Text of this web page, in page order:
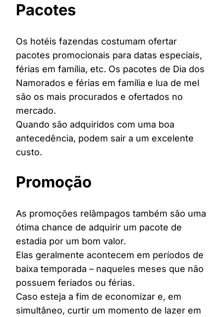
Pacotes
Os hotéis fazendas costumam ofertar
pacotes promocionais para datas especiais,
férias em família, etc. Os pacotes de Dia dos
Namorados e férias em família e lua de mel
são os mais procurados e ofertados no
mercado.
Quando são adquiridos com uma boa
antecedência, podem sair a um excelente
custo.
Promoção
As promoções relâmpagos também são uma
ótima chance de adquirir um pacote de
estadia por um bom valor.
Elas geralmente acontecem em períodos de
baixa temporada – naqueles meses que não
possuem feriados ou férias.
Caso esteja a fim de economizar e, em
simultâneo, curtir um momento de lazer em